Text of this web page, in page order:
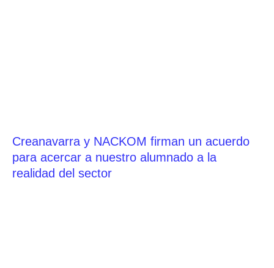
Creanavarra y NACKOM firman un acuerdo
para acercar a nuestro alumnado a la
realidad del sector